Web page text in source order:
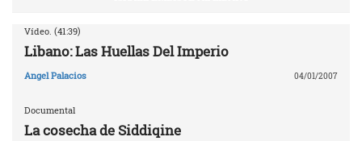
Vídeo. (41:39)
Libano: Las Huellas Del Imperio
Angel Palacios 04/01/2007
Documental
La cosecha de Siddiqine